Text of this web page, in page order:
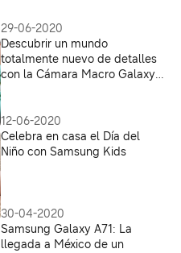
29-06-2020
Descubrir un mundo
totalmente nuevo de detalles
con la Cámara Macro Galaxy
12-06-2020
Celebra en casa el Día del
Niño con Samsung Kids
30-04-2020
Samsung Galaxy A71: La
llegada a México de un